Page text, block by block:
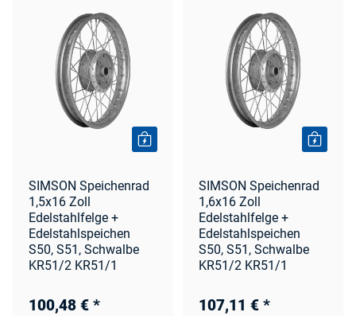
SIMSON Speichenrad
1,5x16 Zoll
Edelstahlfelge +
Edelstahlspeichen
S50, S51, Schwalbe
KR51/2 KR51/1
100,48 € *
SIMSON Speichenrad
1,6x16 Zoll
Edelstahlfelge +
Edelstahlspeichen
S50, S51, Schwalbe
KR51/2 KR51/1
107,11 € *